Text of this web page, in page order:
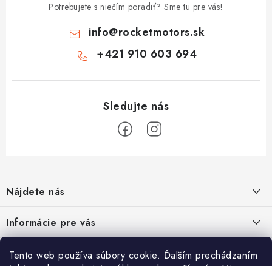
Tento web používa súbory cookie. Ďalším prechádzaním
Potrebujete s niečím poradiť? Sme tu pre vás!
info@rocketmotors.sk
+421 910 603 694
p
ä
t
i
Nájdete nás
Informácie pre vás
TOP kategórie
Prihláste sa na odber noviniek nižšie vyplnením Vašej e-mailovej